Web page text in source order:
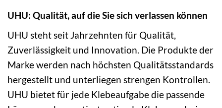
UHU: Qualität, auf die Sie sich verlassen können
UHU steht seit Jahrzehnten für Qualität,
Zuverlässigkeit und Innovation. Die Produkte der
Marke werden nach höchsten Qualitätsstandards
hergestellt und unterliegen strengen Kontrollen.
UHU bietet für jede Klebeaufgabe die passende